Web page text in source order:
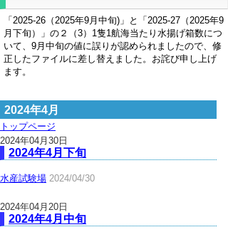
「2025-26（2025年9月中旬)」と「2025-27（2025年9
月下旬）」の２（3）1隻1航海当たり水揚げ箱数につ
いて、9月中旬の値に誤りが認められましたので、修
正したファイルに差し替えました。お詫び申し上げ
ます。
2024年4月
トップページ
2024年04月30日
2024年4月下旬
水産試験場 2024/04/30
2024年04月20日
2024年4月中旬